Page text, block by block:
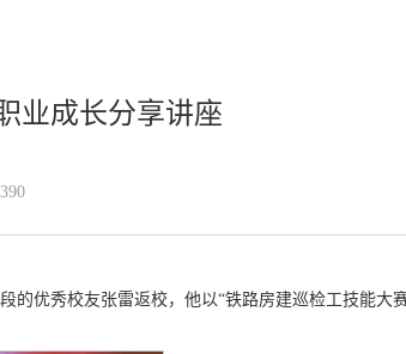
业成长分享讲座
390
优秀校友张雷返校，他以“铁路房建巡检工技能大